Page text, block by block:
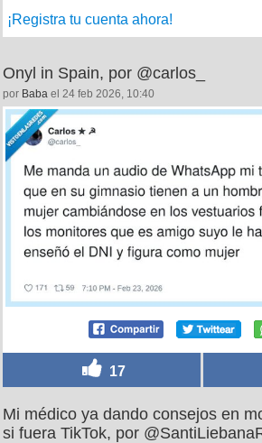
¡Registra tu cuenta ahora!
Onyl in Spain, por @carlos_
por Baba el 24 feb 2026, 10:40
17
Mi médico ya dando consejos en
si fuera TikTok, por